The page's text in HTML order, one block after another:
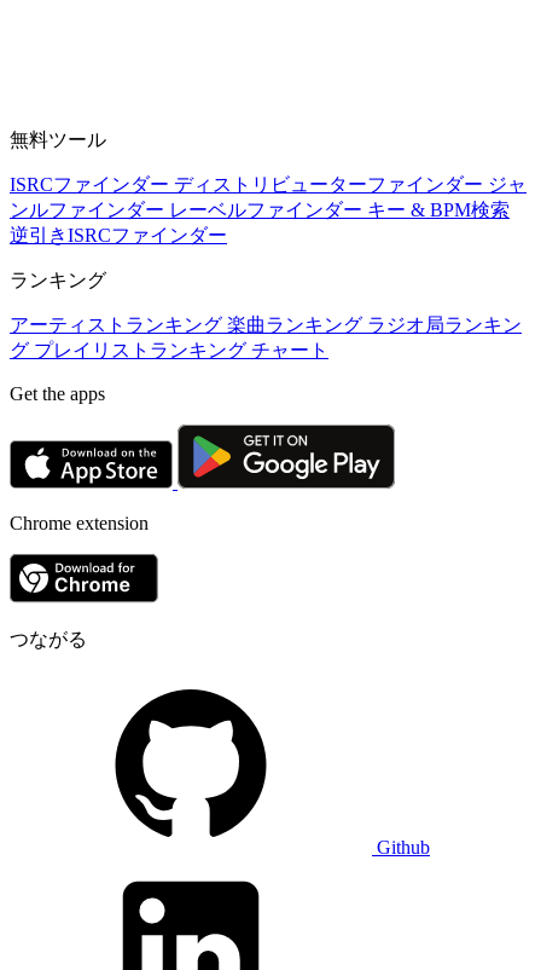
無料ツール
ISRCファインダー ディストリビューターファインダー ジャ
ンルファインダー レーベルファインダー キー & BPM検索
逆引きISRCファインダー
ランキング
アーティストランキング 楽曲ランキング ラジオ局ランキン
グ プレイリストランキング チャート
Get the apps
Chrome extension
つながる
Github